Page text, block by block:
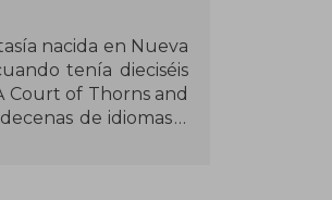
nacida en Nueva
tenía dieciséis
Court of Thorns and
de idiomas y
Times. Maas es